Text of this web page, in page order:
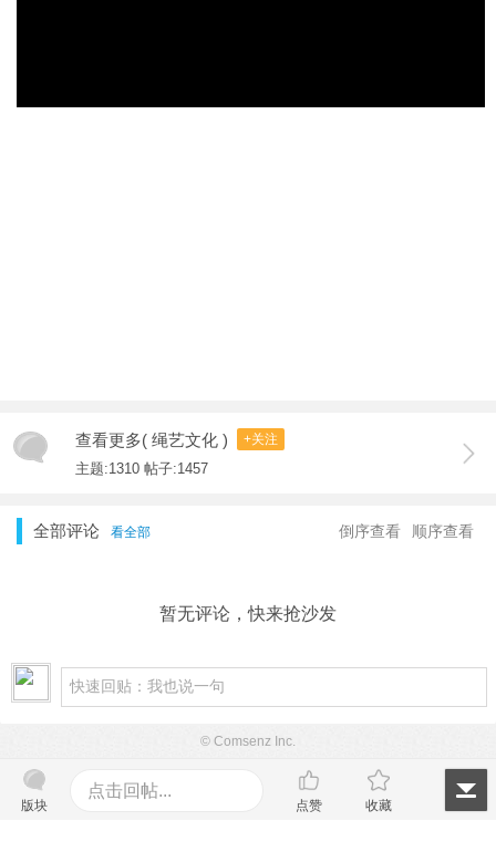
查看更多( 绳艺文化 ) +关注
主题:1310 帖子:1457
全部评论 看全部 顺序查看
倒序查看
暂无评论，快来抢沙发
版块
点击回帖...
点赞 收藏
© Comsenz Inc.